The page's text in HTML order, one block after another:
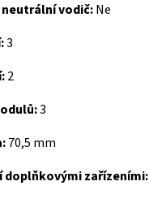
vodič:Ne
3
2
3
70,5 mm
doplňkovými zařízeními: